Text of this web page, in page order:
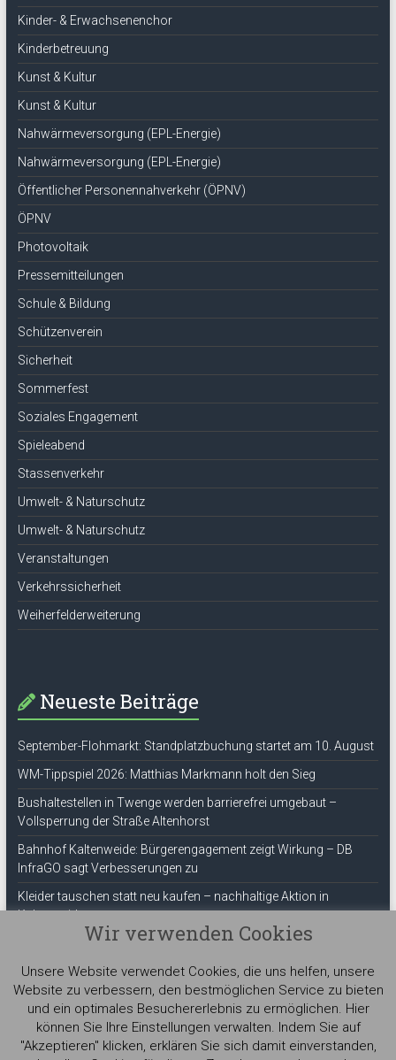
Kinder- & Erwachsenenchor
Kinderbetreuung
Kunst & Kultur
Kunst & Kultur
Nahwärmeversorgung (EPL-Energie)
Nahwärmeversorgung (EPL-Energie)
Öffentlicher Personennahverkehr (ÖPNV)
ÖPNV
Photovoltaik
Pressemitteilungen
Schule & Bildung
Schützenverein
Sicherheit
Sommerfest
Soziales Engagement
Spieleabend
Stassenverkehr
Umwelt- & Naturschutz
Umwelt- & Naturschutz
Veranstaltungen
Verkehrssicherheit
Weiherfelderweiterung
Neueste Beiträge
September-Flohmarkt: Standplatzbuchung startet am 10. August
WM-Tippspiel 2026: Matthias Markmann holt den Sieg
Bushaltestellen in Twenge werden barrierefrei umgebaut –
Vollsperrung der Straße Altenhorst
Bahnhof Kaltenweide: Bürgerengagement zeigt Wirkung – DB
InfraGO sagt Verbesserungen zu
Kleider tauschen statt neu kaufen – nachhaltige Aktion in
Kaltenweide
ThemeGrill
Copyright © 2026Bürger für Kaltenweide e.V.. Alle Rechte vorbehalten.
Wir verwenden Cookies
Unsere Website verwendet Cookies, die uns helfen, unsere
Website zu verbessern, den bestmöglichen Service zu bieten
und ein optimales Besuchererlebnis zu ermöglichen. Hier
können Sie Ihre Einstellungen verwalten. Indem Sie auf
"Akzeptieren" klicken, erklären Sie sich damit einverstanden,